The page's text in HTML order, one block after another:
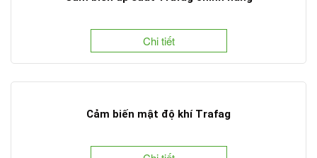
Chi tiết
Cảm biến mật độ khí Trafag